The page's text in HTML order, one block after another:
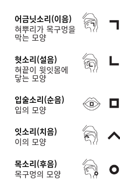
어금닛소리(이음)
혀뿌리가 목구멍을
막는 모양
혓소리(설음)
혀끝이 윗잇몸에
닿는 모양
입술소리(순음)
입의 모양
잇소리(치음)
이의 모양
목소리(후음)
목구멍의 모양